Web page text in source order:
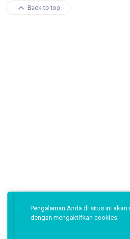
Back to top
Pengalaman Anda di situs ini akan
dengan mengaktifkan cookies.